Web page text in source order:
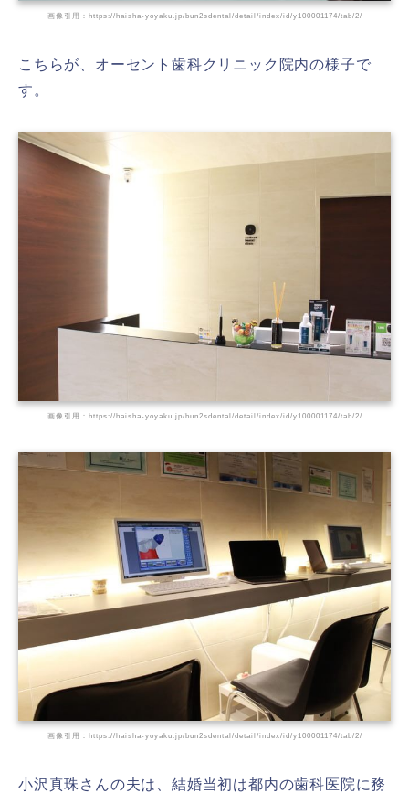
画像引用：https://haisha-yoyaku.jp/bun2sdental/detail/index/id/y100001174/tab/2/
こちらが、オーセント歯科クリニック院内の様子で
す。
画像引用：https://haisha-yoyaku.jp/bun2sdental/detail/index/id/y100001174/tab/2/
画像引用：https://haisha-yoyaku.jp/bun2sdental/detail/index/id/y100001174/tab/2/
小沢真珠さんの夫は、結婚当初は都内の歯科医院に務